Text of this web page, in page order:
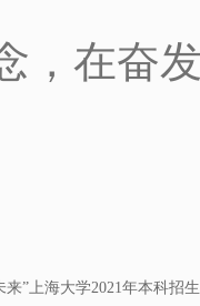
，在奋
来”上海大学2021年本科招